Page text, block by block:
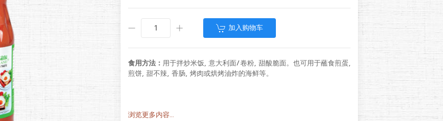
加入购物车
食用方法：用于拌炒米饭, 意大利面/卷粉, 甜酸脆面。也可用于蘸食煎蛋,
煎饼, 甜不辣, 香肠, 烤肉或烘烤油炸的海鲜等。
浏览更多内容...